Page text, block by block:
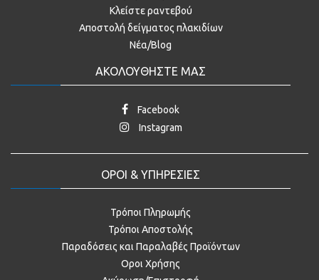
Κλείστε ραντεβού
Αποστολή δείγματος πλακιδίων
Νέα/Blog
ΑΚΟΛΟΥΘΗΣΤΕ ΜΑΣ
Facebook
Instagram
ΟΡΟΙ & ΥΠΗΡΕΣΙΕΣ
Τρόποι Πληρωμής
Τρόποι Αποστολής
Παραδόσεις και Παραλαβές Προϊόντων
Οροι Χρήσης